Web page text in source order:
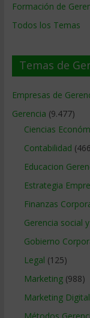
Formación de
Todos los Temas
Temas de
Empresas de
Gerencia (9.477)
Ciencias
Contabilidad
Educacion
Estrategia
Finanzas
Gerencia social
Gobierno
Legal (125)
Marketing(988)
Marketing Digital